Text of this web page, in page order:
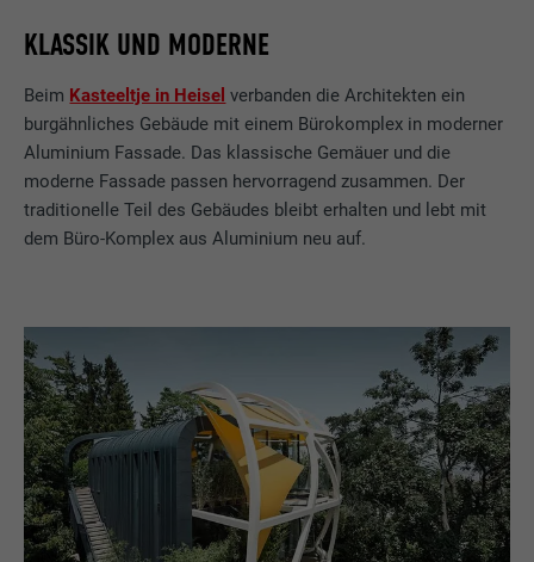
KLASSIK UND MODERNE
Beim Kasteeltje in Heisel verbanden die Architekten ein
burgähnliches Gebäude mit einem Bürokomplex in moderner
Aluminium Fassade. Das klassische Gemäuer und die
moderne Fassade passen hervorragend zusammen. Der
traditionelle Teil des Gebäudes bleibt erhalten und lebt mit
dem Büro-Komplex aus Aluminium neu auf.